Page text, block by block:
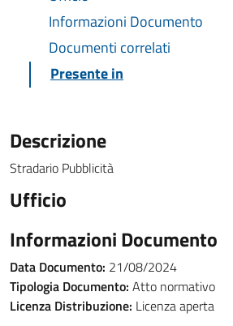
Informazioni Documento
Documenti correlati
Presente in
Descrizione
Stradario Pubblicità
Ufficio
Informazioni Documento
Data Documento: 21/08/2024
Tipologia Documento: Atto normativo
Licenza Distribuzione: Licenza aperta